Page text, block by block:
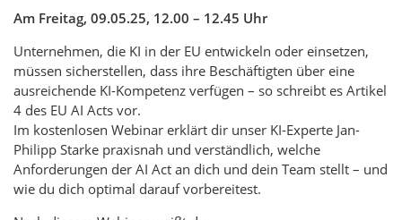
Am Freitag, 09.05.25, 12.00 – 12.45 Uhr
Unternehmen, die KI in der EU entwickeln oder einsetzen,
müssen sicherstellen, dass ihre Beschäftigten über eine
ausreichende KI-Kompetenz verfügen – so schreibt es Artikel
4 des EU AI Acts vor.
Im kostenlosen Webinar erklärt dir unser KI-Experte Jan-
Philipp Starke praxisnah und verständlich, welche
Anforderungen der AI Act an dich und dein Team stellt – und
wie du dich optimal darauf vorbereitest.